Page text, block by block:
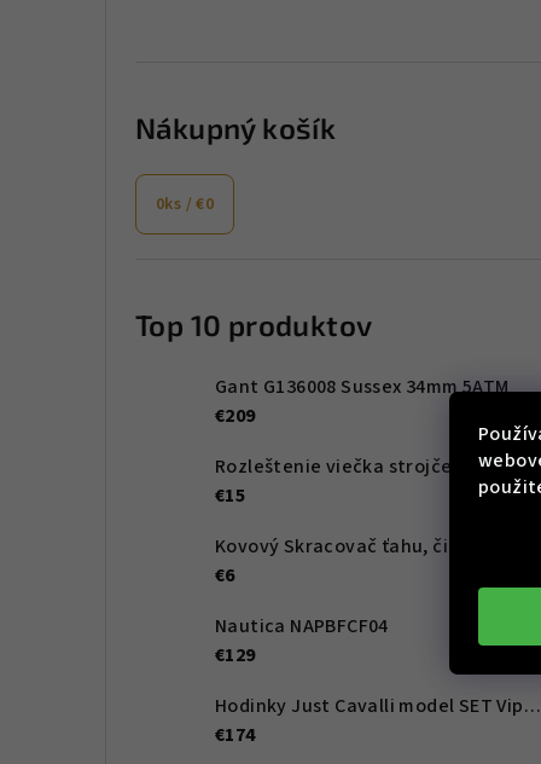
Nákupný košík
0ks /€0
Top 10 produktov
Gant G136008 Sussex 34mm 5ATM
€209
Rozleštenie viečka strojčeka pred gravírovaním
€15
Kovový Skracovač ťahu, čierny
€6
Nautica NAPBFCF04
€129
Hodinky Just Cavalli model SET Viperized JC1L276M0055
€174